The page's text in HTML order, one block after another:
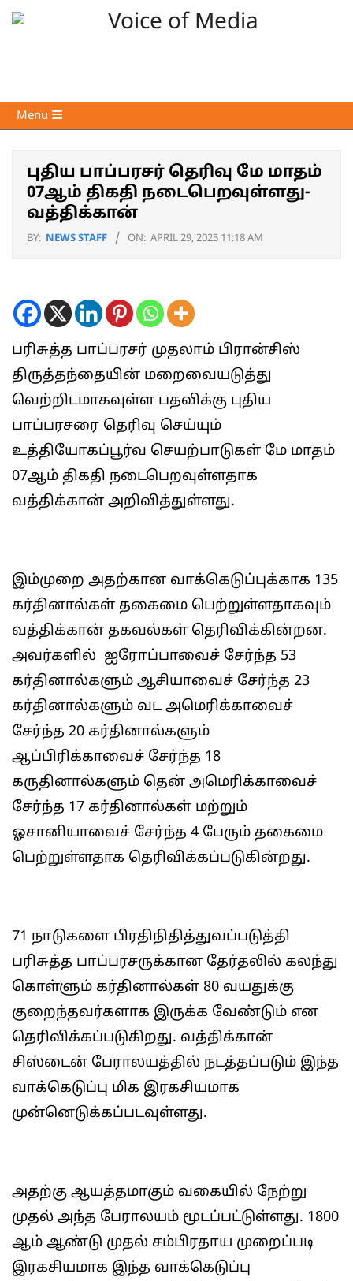
Skip
Voice
of
Primary
Navigation
Menu
புதிய பாப்பரசர் தெரிவு மே மாதம்
07ஆம் திகதி நடைபெறவுள்ளது-
வத்திக்கான்
BY: NEWS STAFF ON: APRIL 29, 2025 11:18 AM
பரிசுத்த பாப்பரசர் முதலாம் பிரான்சிஸ்
திருத்தந்தையின் மறைவையடுத்து
வெற்றிடமாகவுள்ள பதவிக்கு புதிய
பாப்பரசரை தெரிவு செய்யும்
உத்தியோகப்பூர்வ செயற்பாடுகள் மே மாதம்
07ஆம் திகதி நடைபெறவுள்ளதாக
வத்திக்கான் அறிவித்துள்ளது.
இம்முறை அதற்கான வாக்கெடுப்புக்காக 135
கர்தினால்கள் தகைமை பெற்றுள்ளதாகவும்
வத்திக்கான் தகவல்கள் தெரிவிக்கின்றன.
அவர்களில் ஐரோப்பாவைச் சேர்ந்த 53
கர்தினால்களும் ஆசியாவைச் சேர்ந்த 23
கர்தினால்களும் வட அமெரிக்காவைச்
சேர்ந்த 20 கர்தினால்களும்
ஆப்பிரிக்காவைச் சேர்ந்த 18
கருதினால்களும் தென் அமெரிக்காவைச்
சேர்ந்த 17 கர்தினால்கள் மற்றும்
ஓசானியாவைச் சேர்ந்த 4 பேரும் தகைமை
பெற்றுள்ளதாக தெரிவிக்கப்படுகின்றது.
71 நாடுகளை பிரதிநிதித்துவப்படுத்தி
பரிசுத்த பாப்பரசருக்கான தேர்தலில் கலந்து
கொள்ளும் கர்தினால்கள் 80 வயதுக்கு
குறைந்தவர்களாக இருக்க வேண்டும் என
தெரிவிக்கப்படுகிறது. வத்திக்கான்
சிஸ்டைன் பேராலயத்தில் நடத்தப்படும் இந்த
வாக்கெடுப்பு மிக இரகசியமாக
முன்னெடுக்கப்படவுள்ளது.
அதற்கு ஆயத்தமாகும் வகையில் நேற்று
முதல் அந்த பேராலயம் மூடப்பட்டுள்ளது. 1800
ஆம் ஆண்டு முதல் சம்பிரதாய முறைப்படி
இரகசியமாக இந்த வாக்கெடுப்பு